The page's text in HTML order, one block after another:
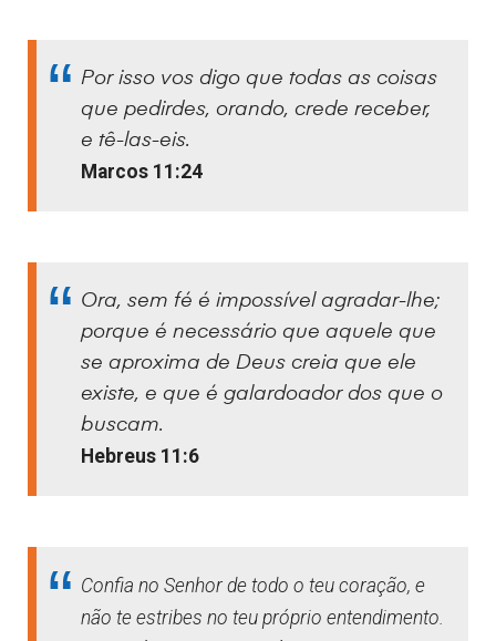
Por isso vos digo que todas as coisas
que pedirdes, orando, crede receber,
e tê-las-eis.
Marcos 11:24
Ora, sem fé é impossível agradar-lhe;
porque é necessário que aquele que
se aproxima de Deus creia que ele
existe, e que é galardoador dos que o
buscam.
Hebreus 11:6
Confia no Senhor de todo o teu coração, e
não te estribes no teu próprio entendimento.